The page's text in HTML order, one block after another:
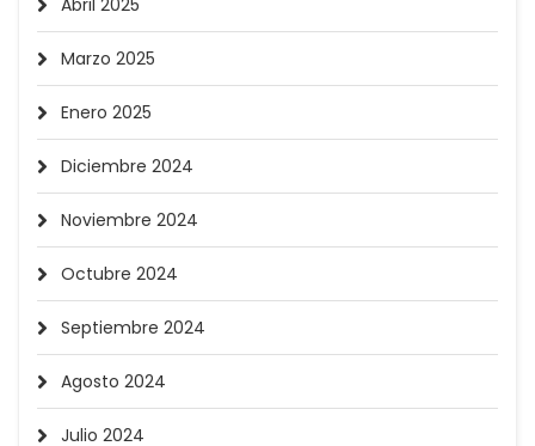
Marzo 2025
Enero 2025
Diciembre 2024
Noviembre 2024
Octubre 2024
Septiembre 2024
Agosto 2024
Julio 2024